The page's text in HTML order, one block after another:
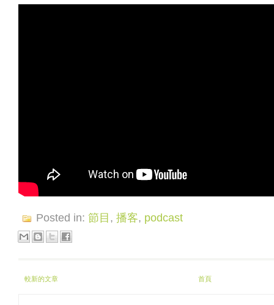
Posted in: 節目, 播客, podcast
較新的文章 首頁